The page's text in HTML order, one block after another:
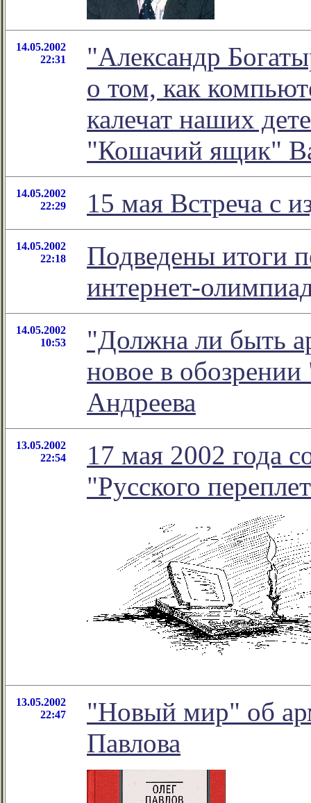
14.05.2002
22:31
"Александр
о том, как
калечат наших
"Кошачий ящик"
14.05.2002
22:29
15 мая Встреча с
14.05.2002
22:18
Подведены итоги
интернет-
14.05.2002
10:53
"Должна ли быть
новое в
Андреева
13.05.2002
22:54
17 мая 2002 года
"Русского
13.05.2002
22:47
"Новый мир" об
Павлова